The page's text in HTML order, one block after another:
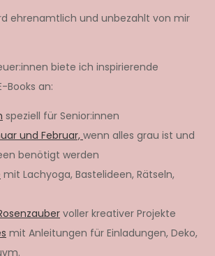
ehrenamtlich und unbezahlt von mir
biete ich inspirierende
Books an:
speziell für Senior:innen
und Februar, wenn alles grau ist und
benötigt werden
mit Lachyoga, Bastelideen, Rätseln,
voller kreativer Projekte
mit Anleitungen für Einladungen, Deko,